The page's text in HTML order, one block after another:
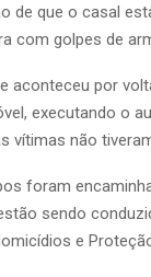
de que o casal
com golpes de
aconteceu por
executando o
vítimas não
foram
sendo
e